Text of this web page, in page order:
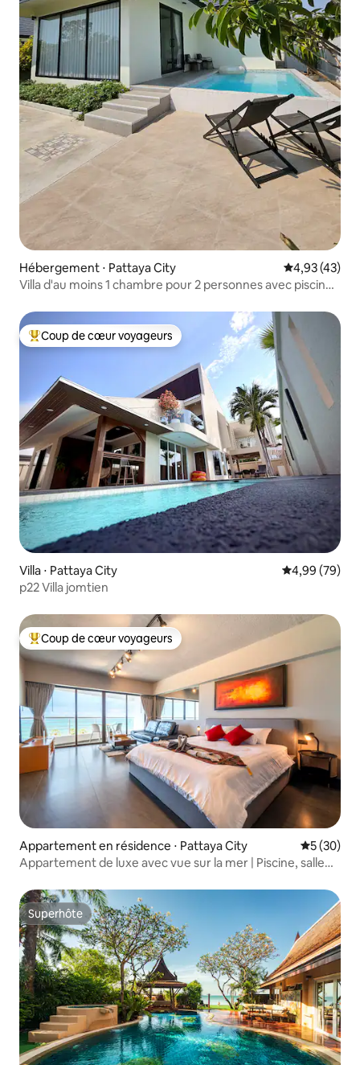
Hébergement ⋅ Pattaya City Évaluation
4,93 (43)
Villa d'au moins 1 chambre pour 2 personnes avec piscine
Coups de cœur voyageurs les plus appréciés
Coup de cœur voyageurs
Villa ⋅ Pattaya City Évaluation
4,99 (79)
p22 Villa jomtien
Coups de cœur voyageurs les plus appréciés
Coup de cœur voyageurs
Appartement en résidence ⋅ Pattaya City
5 (30)
Appartement de luxe avec vue sur la mer | Piscine, salle
Superhôte
Superhôte